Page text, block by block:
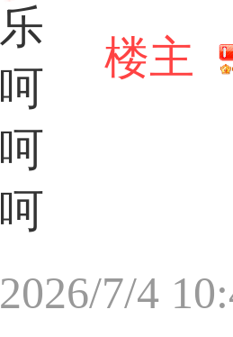
乐
呵
呵
呵
楼主
2026/7/4